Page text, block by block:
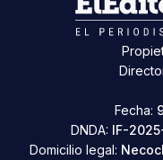
Fecha:
DNDA: IF-
Domicilio legal: